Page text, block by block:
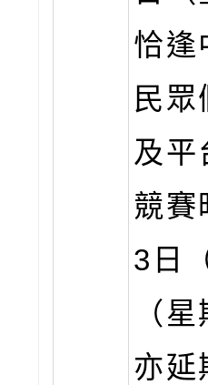
恰逢
民
及平
競賽
3日
（
亦延